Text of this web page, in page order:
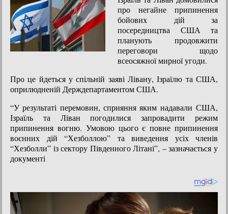
про негайне припинення
бойових дій за
посередництва США та
планують продовжити
переговори щодо
всеосяжної мирної угоди.
Про це йдеться у спільній заяві Лівану, Ізраїлю та США,
оприлюдненій Держдепартаментом США.
“У результаті перемовин, сприяння яким надавали США,
Ізраїль та Ліван погодилися запровадити режим
припинення вогню. Умовою цього є повне припинення
воєнних дій “Хезболлою” та виведення усіх членів
“Хезболли” із сектору Південного Літані”, – зазначається у
документі